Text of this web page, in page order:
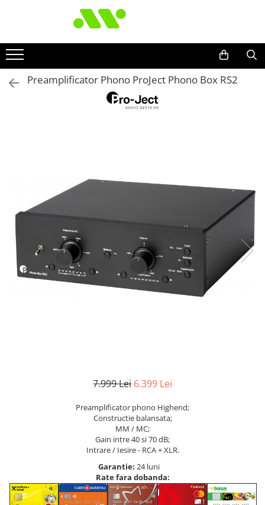
Preamplificator Phono ProJect Phono Box RS2
7.999 Lei 6.399 Lei
Preamplificator phono Highend;
Constructie balansata;
MM / MC;
Gain intre 40 si 70 dB;
Intrare / Iesire - RCA + XLR.
Garantie: 24 luni
Rate fara dobanda: